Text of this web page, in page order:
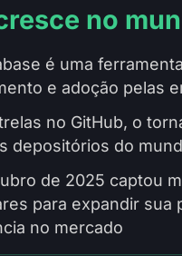
no
é uma
e adoção pelas
no GitHub, o
depositórios do
de 2025 captou
para expandir sua
no mercado